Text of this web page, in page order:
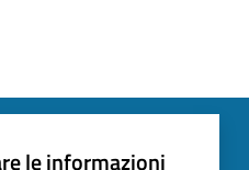
le informazioni